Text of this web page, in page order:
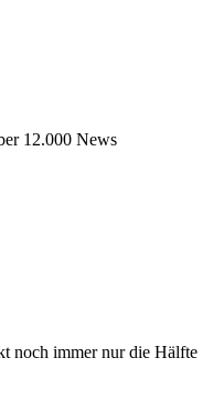
12.000 News
noch immer nur die Hälfte